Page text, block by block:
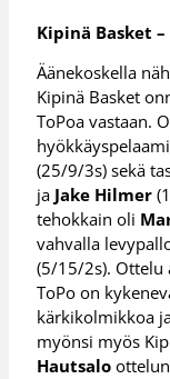
Kipinä Basket
Äänekoskella
Kipinä Basket
ToPoa vastaan.
(25/9/3s) sekä
ja Jake Hilmer
tehokkain oli
vahvalla
(5/15/2s). Ottelu
ToPo on
kärkikolmikkoa
myönsi myös
Hautsalo